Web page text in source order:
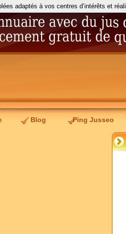
Blog Ping Jusseo
adaptés à vos centres d’intérêts et